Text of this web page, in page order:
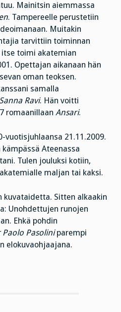
Mainitsin aiemmassa
. Tampereelle perustetiin
Muitakin
tarvittiin toiminnan
toimi akatemian
Opettajan aikanaan hän
oman teoksen.
samalla
Sanna Ravi. Hän voitti
romaanillaan Ansari.
21.11.2009.
Ateenassa
Tulen jouluksi kotiin,
maljan tai kaksi.
kuvataidetta. Sitten alkaakin
Unohdettujen runojen
Ehkä pohdin
Paolo Pasoliniparempi
elokuvaohjaajana.